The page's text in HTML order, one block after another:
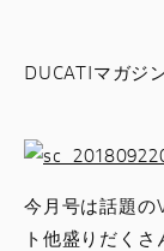
スタッフ
DUCATI
DUCATIマガジ
今月号は話題の
ト他盛りだく